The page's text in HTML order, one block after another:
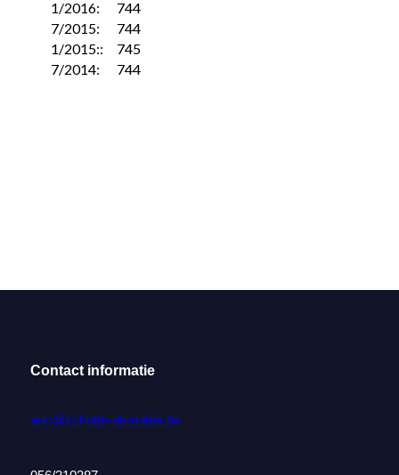
Contact informatie
eric@schotte-derudder.be